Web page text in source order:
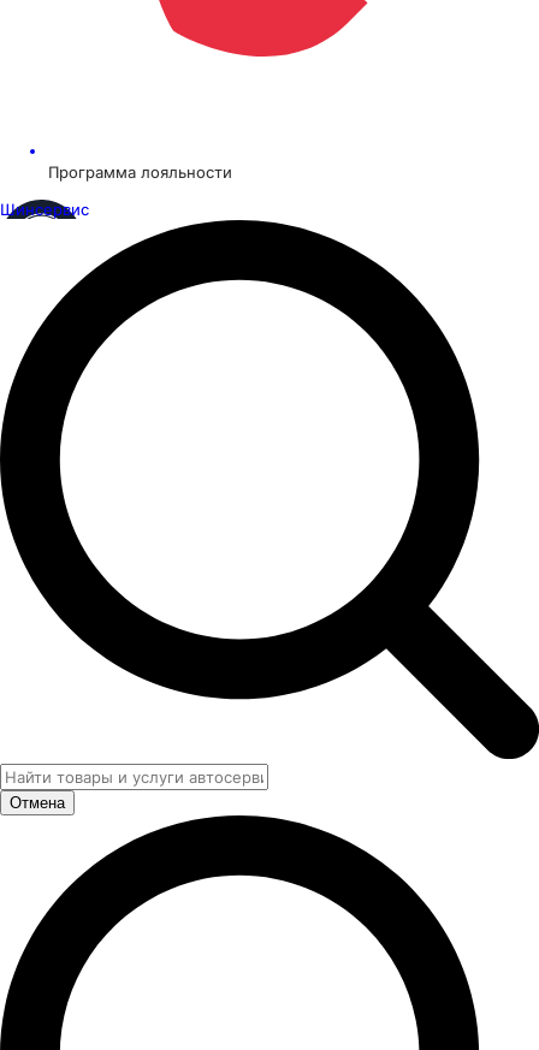
Программа лояльности
Шинсервис
Отмена